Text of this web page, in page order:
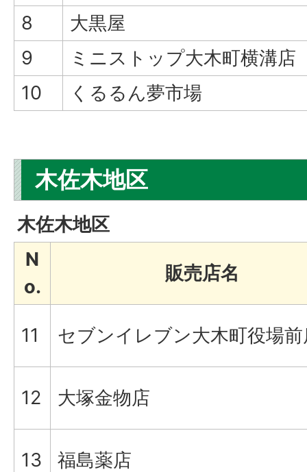
8
大黒屋
9
ミニストップ大木町横溝店
10
くるるん夢市場
木佐木地区
木佐木地区
N
o.
販売店名
11 セブンイレブン大木町役場前
12 大塚金物店
13 福島薬店